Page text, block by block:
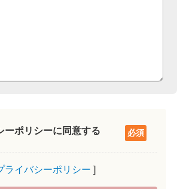
ーポリシーに同意する
ライバシーポリシー